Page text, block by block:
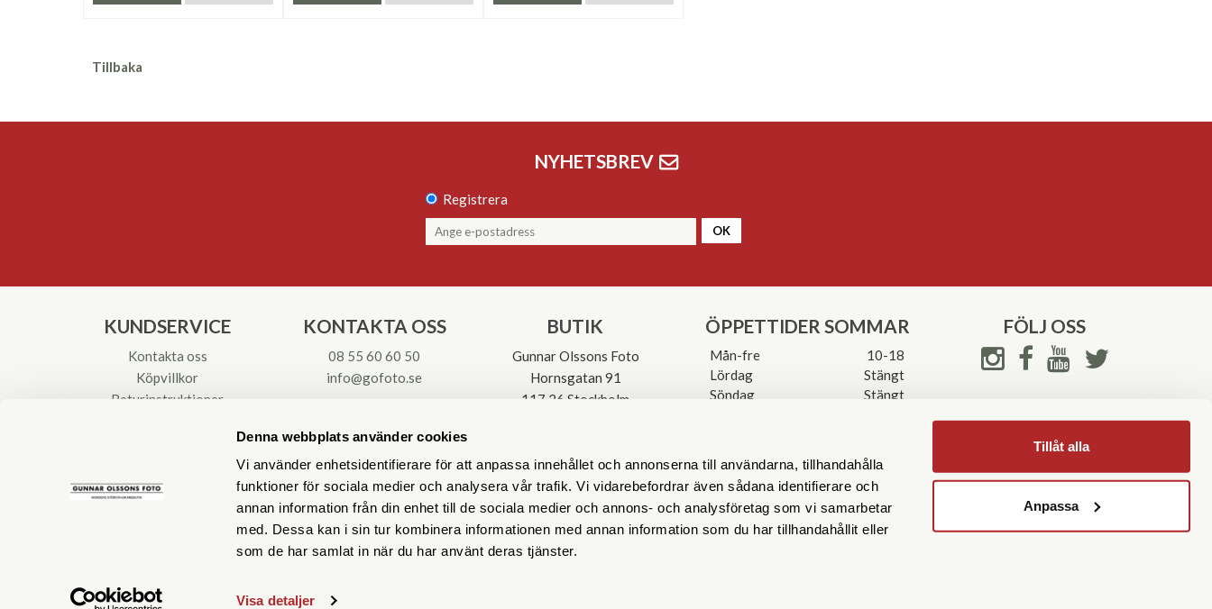
Denna webbplats använder cookies
Vi använder enhetsidentifierare för att anpassa innehållet och annonserna till användarna, tillhandahålla
funktioner för sociala medier och analysera vår trafik. Vi vidarebefordrar även sådana identifierare och
annan information från din enhet till de sociala medier och annons- och analysföretag som vi samarbetar
med. Dessa kan i sin tur kombinera informationen med annan information som du har tillhandahållit eller
som de har samlat in när du har använt deras tjänster.
Visa detaljer
Tillåt alla
Anpassa
Tillbaka
NYHETSBREV
Registrera
OK
KUNDSERVICE
Kontakta oss
Köpvillkor
Returinstruktioner
KONTAKTA OSS
08 55 60 60 50
info@gofoto.se
BUTIK
Gunnar Olssons Foto
Hornsgatan 91
117 26 Stockholm
ÖPPETTIDER SOMMAR
Mån-fre
10-18
Lördag
Stängt
Söndag
Stängt
FÖLJ OSS